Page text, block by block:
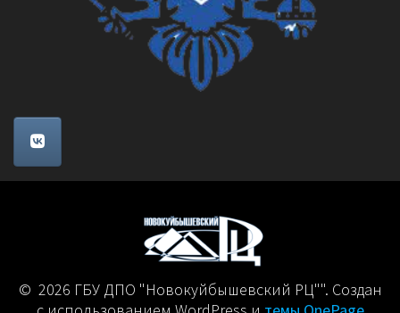
© 2026 ГБУ ДПО "Новокуйбышевский РЦ"". Создан